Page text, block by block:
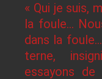
« Qui je suis,
la foule…
dans la
terne,
essayons